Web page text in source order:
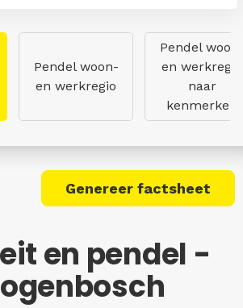
Pendel woon-
en werkregio
Pendel
en werkregio
naar
kenmerken
Genereer factsheet
en pendel -